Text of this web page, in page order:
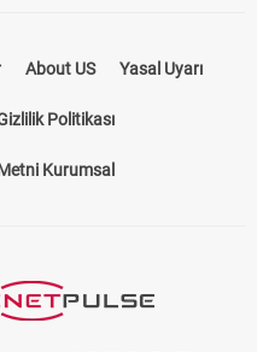
About US Yasal Uyarı
Politikası
Kurumsal